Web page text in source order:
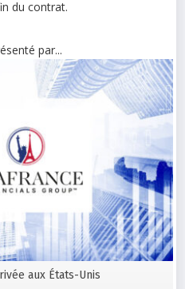
du contrat.
par...
aux États-Unis